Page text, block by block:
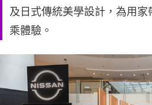
及日式傳統美學設計，為用
乘體驗。